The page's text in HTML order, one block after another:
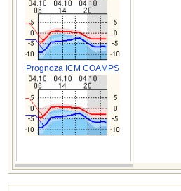
Prognoza ICM COAMPS